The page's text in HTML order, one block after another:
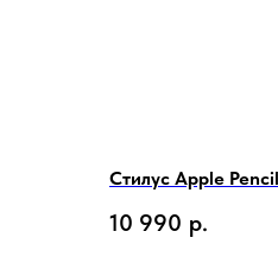
Стилус Apple
10 990 р.